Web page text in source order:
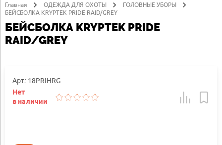
Главная ОДЕЖДА ДЛЯ ОХОТЫ
ГОЛОВНЫЕ УБОРЫ
БЕЙСБОЛКА KRYPTEK PRIDE RAID/GREY
БЕЙСБОЛКА KRYPTEK PRIDE
RAID/GREY
Арт.: 18PRIHRG
Нет
в наличии